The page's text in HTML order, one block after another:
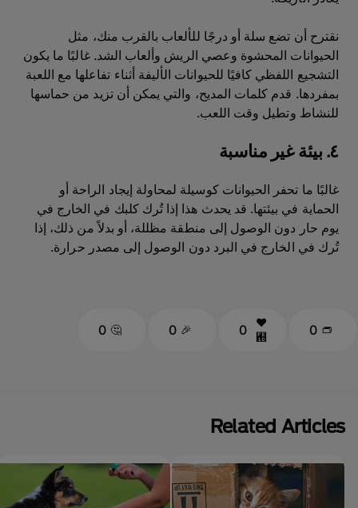
نقترح أن تضع سلة أو درجًا للألعاب بالقرب منك، مثل
الحيوانات المحشوة وعصي الريش وألعاب الشد. غالبًا ما يكون
التشجيع اللفظي كافيًا للحيوانات الأليفة أثناء تفاعلها مع اللعبة
بمفردها. قدم كلمات المديح، والتي يمكن أن تزيد من حماسها
للنشاط وتطيل وقت اللعب.
٤. بيئة غير مناسبة
غالبًا ما تحفر الحيوانات كوسيلة لمحاولة إيجاد الراحة أو
الحماية في بيئتها. قد يحدث هذا إذا تُرك كلبك في الخارج في
يوم حار دون الوصول إلى منطقة مظللة، أو بدلاً من ذلك، إذا
تُرك في الخارج في البرد دون الوصول إلى مصدر حرارة.
0
0
0
0
Related Articles